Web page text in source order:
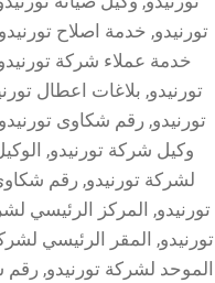
تورنيدو, خدمة اصلاح
خدمة عملاء شركة
تورنيدو, بلاغات اعطال
تورنيدو, رقم شكاوى
وكيل شركة تورنيدو,
لشركة تورنيدو, رقم
تورنيدو, المركز الرئيسي
تورنيدو, المقر الرئيسي
الموحد لشركة تورنيدو, رقم